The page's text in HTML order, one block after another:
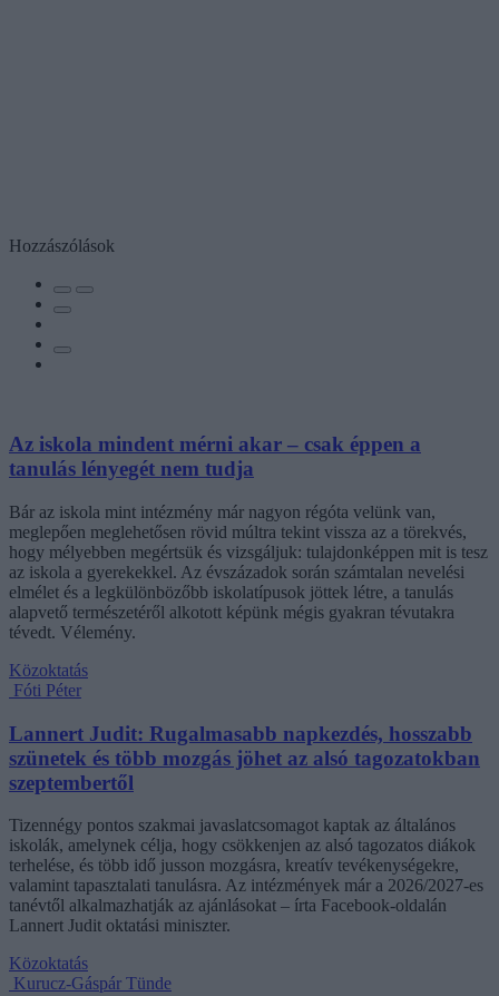
Hozzászólások
Az iskola mindent mérni akar – csak éppen a
tanulás lényegét nem tudja
Bár az iskola mint intézmény már nagyon régóta velünk van,
meglepően meglehetősen rövid múltra tekint vissza az a törekvés,
hogy mélyebben megértsük és vizsgáljuk: tulajdonképpen mit is tesz
az iskola a gyerekekkel. Az évszázadok során számtalan nevelési
elmélet és a legkülönbözőbb iskolatípusok jöttek létre, a tanulás
alapvető természetéről alkotott képünk mégis gyakran tévutakra
tévedt. Vélemény.
Közoktatás
Fóti Péter
Lannert Judit: Rugalmasabb napkezdés, hosszabb
szünetek és több mozgás jöhet az alsó tagozatokban
szeptembertől
Tizennégy pontos szakmai javaslatcsomagot kaptak az általános
iskolák, amelynek célja, hogy csökkenjen az alsó tagozatos diákok
terhelése, és több idő jusson mozgásra, kreatív tevékenységekre,
valamint tapasztalati tanulásra. Az intézmények már a 2026/2027-es
tanévtől alkalmazhatják az ajánlásokat – írta Facebook-oldalán
Lannert Judit oktatási miniszter.
Közoktatás
Kurucz-Gáspár Tünde